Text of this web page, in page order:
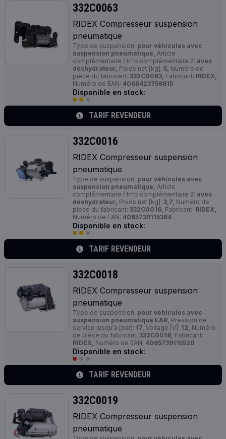
332C0063
RIDEX Compresseur suspension
pneumatique
Type de suspension: pour véhicules avec
suspension pneumatique, Article
complémentaire / Info complémentaire 2: avec
déshydrateur, Poids net [kg]: 5, Numéro de
pièce du fabricant: 332C0063, Fabricant: RIDEX,
Numéro de EAN: 4066423759815
Disponible en stock:
TARIF REVENDEUR
332C0016
RIDEX Compresseur suspension
pneumatique
Type de suspension: pour véhicules avec
suspension pneumatique, Article
complémentaire / Info complémentaire 2: avec
déshydrateur, Poids net [kg]: 3,7, Numéro de
pièce du fabricant: 332C0016, Fabricant: RIDEX,
Numéro de EAN: 4065739115384
Disponible en stock:
TARIF REVENDEUR
332C0018
RIDEX Compresseur suspension
pneumatique
Type de suspension: pour véhicules avec
suspension pneumatique EAR, Pression de
service jusqu'à [bar]: 17, Voltage [V]: 12, Numéro
de pièce du fabricant: 332C0018, Fabricant:
RIDEX, Numéro de EAN: 4065739115520
Disponible en stock:
TARIF REVENDEUR
332C0019
RIDEX Compresseur suspension
pneumatique